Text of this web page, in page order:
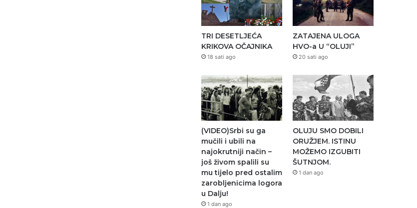
TRI DESETLJEĆA
KRIKOVA OČAJNIKA
18 sati ago
ZATAJENA ULOGA
HVO-a U “OLUJI”
20 sati ago
(VIDEO)Srbi su ga
mučili i ubili na
najokrutniji način –
još živom spalili su
mu tijelo pred ostalim
zarobljenicima logora
u Dalju!
1 dan ago
OLUJU SMO DOBILI
ORUŽJEM. ISTINU
MOŽEMO IZGUBITI
ŠUTNJOM.
1 dan ago